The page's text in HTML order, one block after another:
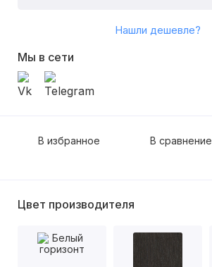
Нашли дешевле?
Мы в сети
В избранное В сравнение
Цвет производителя